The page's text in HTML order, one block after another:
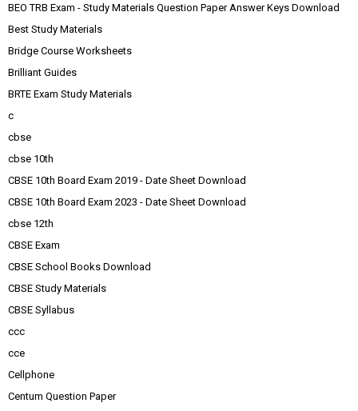
BEO TRB Exam - Study Materials Question Paper Answer Keys Download
Best Study Materials
Bridge Course Worksheets
Brilliant Guides
BRTE Exam Study Materials
c
cbse
cbse 10th
CBSE 10th Board Exam 2019 - Date Sheet Download
CBSE 10th Board Exam 2023 - Date Sheet Download
cbse 12th
CBSE Exam
CBSE School Books Download
CBSE Study Materials
CBSE Syllabus
ccc
cce
Cellphone
Centum Question Paper